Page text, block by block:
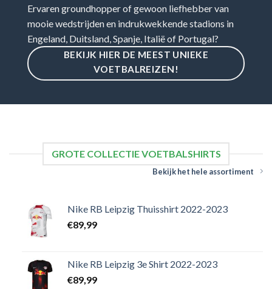
Ervaren groundhopper of gewoon liefhebber van
mooie wedstrijden en indrukwekkende stadions in
Engeland, Duitsland, Spanje, Italië of Portugal?
BEKIJK HIER DE MEEST UNIEKE
VOETBALREIZEN!
GROTE COLLECTIE VOETBALSHIRTS
Bekijk het hele assortiment
Nike RB Leipzig Thuisshirt 2022-2023
€89,99
Nike RB Leipzig 3e Shirt 2022-2023
€89,99